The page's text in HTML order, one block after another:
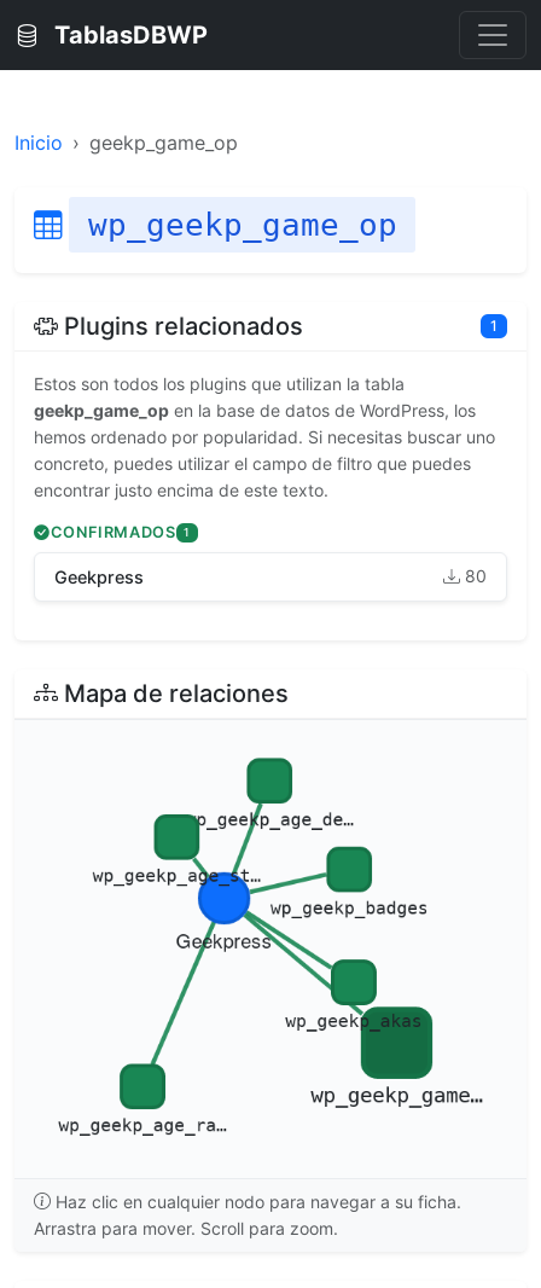
TablasDBWP
Inicio geekp_game_op
wp_geekp_game_op
Plugins relacionados 1
Estos son todos los plugins que utilizan la tabla
geekp_game_op en la base de datos de WordPress, los
hemos ordenado por popularidad. Si necesitas buscar uno
concreto, puedes utilizar el campo de filtro que puedes
encontrar justo encima de este texto.
CONFIRMADOS 1
Geekpress 80
Mapa de relaciones
Haz clic en cualquier nodo para navegar a su ficha.
Arrastra para mover. Scroll para zoom.